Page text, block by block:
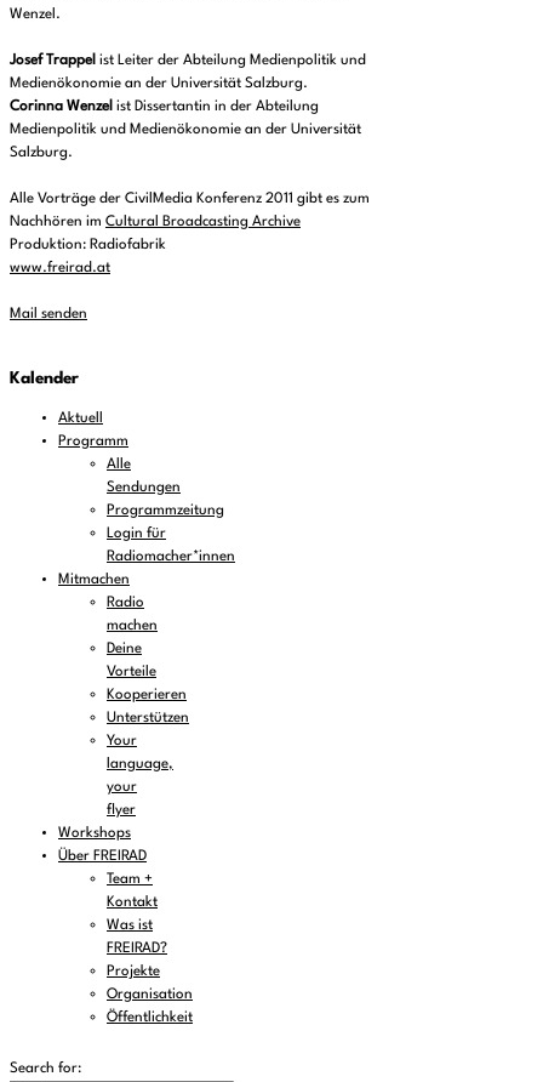
Wenzel.
Josef Trappel ist Leiter der Abteilung Medienpolitik und
Medienökonomie an der Universität Salzburg.
Corinna Wenzel ist Dissertantin in der Abteilung
Medienpolitik und Medienökonomie an der Universität
Salzburg.
Alle Vorträge der CivilMedia Konferenz 2011 gibt es zum
Nachhören im Cultural Broadcasting Archive
Produktion: Radiofabrik
www.freirad.at
Mail senden
Kalender
Aktuell
Programm
Alle
Sendungen
Programmzeitung
Login für
Radiomacher*innen
Mitmachen
Radio
machen
Deine
Vorteile
Kooperieren
Unterstützen
Your
language,
your
flyer
Workshops
Über FREIRAD
Team +
Kontakt
Was ist
FREIRAD?
Projekte
Organisation
Öffentlichkeit
Search for: